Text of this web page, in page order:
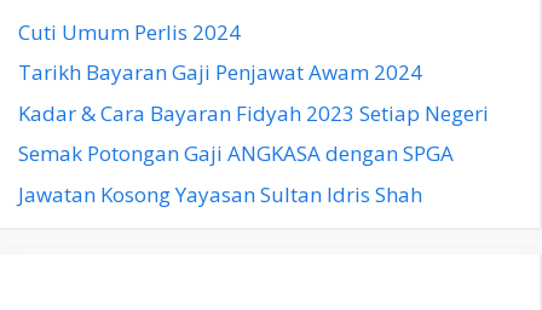
Cuti Umum Perlis 2024
Tarikh Bayaran Gaji Penjawat Awam 2024
Kadar & Cara Bayaran Fidyah 2023 Setiap Negeri
Semak Potongan Gaji ANGKASA dengan SPGA
Jawatan Kosong Yayasan Sultan Idris Shah